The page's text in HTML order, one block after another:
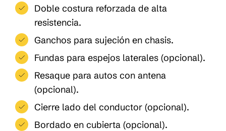
Doble costura reforzada de alta
resistencia.
Ganchos para sujeción en chasis.
Fundas para espejos laterales (opcional).
Resaque para autos con antena
(opcional).
Cierre lado del conductor (opcional).
Bordado en cubierta (opcional).